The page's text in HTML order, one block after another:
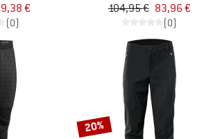
€
(0)
104,95 € 83,96 €
(0)
20%